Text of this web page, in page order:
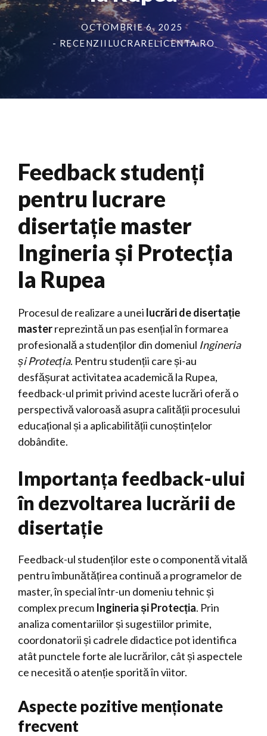
OCTOMBRIE 6, 2025
- RECENZIILUCRARELICENTA.RO
Feedback studenți
pentru lucrare
disertație master
Ingineria și Protecția
la Rupea
Procesul de realizare a unei lucrări de disertație
masterreprezintă un pas esențial în formarea
profesională a studenților din domeniul Ingineria
și Protecția. Pentru studenții care și-au
desfășurat activitatea academică la Rupea,
feedback-ul primit privind aceste lucrări oferă o
perspectivă valoroasă asupra calității procesului
educațional și a aplicabilității cunoștințelor
dobândite.
Importanța feedback-ului
în dezvoltarea lucrării de
disertație
Feedback-ul studenților este o componentă vitală
pentru îmbunătățirea continuă a programelor de
master, în special într-un domeniu tehnic și
complex precum Ingineria și Protecția. Prin
analiza comentariilor și sugestiilor primite,
coordonatorii și cadrele didactice pot identifica
atât punctele forte ale lucrărilor, cât și aspectele
ce necesită o atenție sporită în viitor.
Aspecte pozitive menționate
frecvent